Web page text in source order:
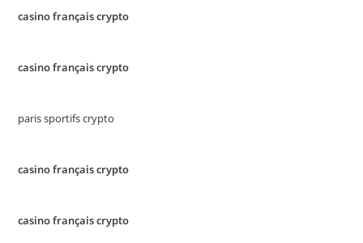
casino français crypto
casino français crypto
paris sportifs crypto
casino français crypto
casino français crypto